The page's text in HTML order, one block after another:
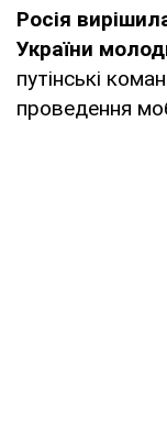
Росія
України
путінські
проведення